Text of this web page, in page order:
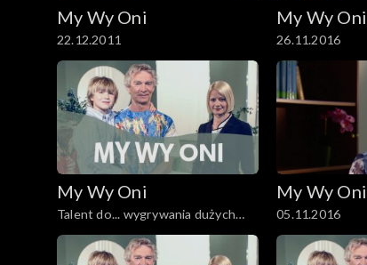
My Wy Oni
22.12.2011
My Wy Oni
26.11.2016
My Wy Oni
Talent do... wygrywania dużych
pieniędzy
My Wy Oni
05.11.2016